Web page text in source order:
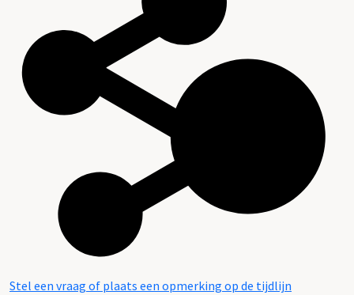
Stel een vraag of plaats een opmerking op de tijdlijn